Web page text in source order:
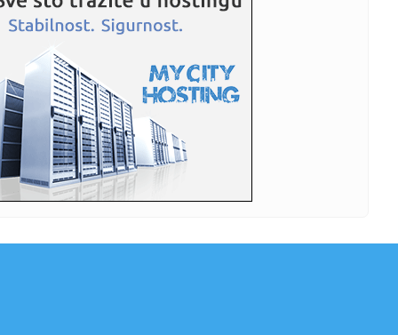
stoji...
23:34:
Benfika si...
23:33:Težak udes žene iz BiH: Bmw-om se „zakucala“ u zid, na
nju ...
23:33:Kratak predah od vrućina: Pljuskovi noćas stižu u region,
osvj...
23:33:Osuđen provalnik iz BiH, branio se da je krao za liječenje
ćer...